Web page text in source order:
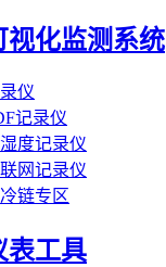
视化监测系统
仪
记录仪
度记录仪
网记录仪
链专区
表工具